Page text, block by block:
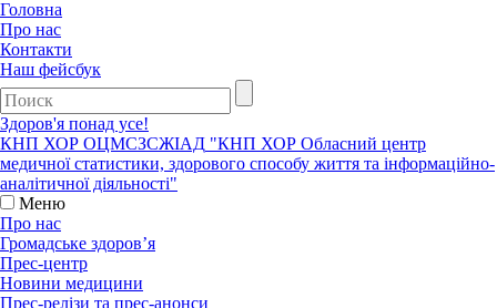
Головна
Про нас
Контакти
Наш фейсбук
Здоров'я понад усе!
КНП ХОР ОЦМСЗСЖIАД "КНП ХОР Обласний центр
медичної статистики, здорового способу життя та інформаційно-
аналітичної діяльності"
Меню
Про нас
Громадське здоров’я
Прес-центр
Новини медицини
Прес-релізи та прес-анонси